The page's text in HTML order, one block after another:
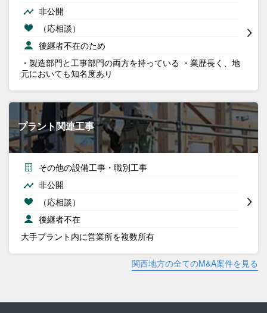
非公開
（応相談）
後継者不在のため
・製造部門と工事部門の両方を持っている ・業歴長く、地
元においても知名度あり
プラント関連工事
その他の設備工事・職別工事
非公開
（応相談）
後継者不在
大手プラント内に営業所を複数所有
関西地方の全てのM&A案件を見る